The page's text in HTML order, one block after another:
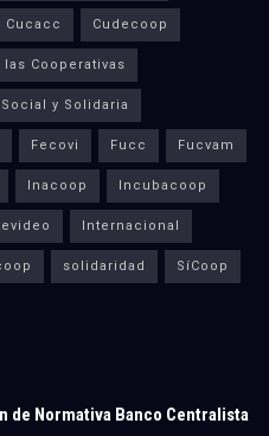
Cucacc Cudecoop
Cooperativas
y Solidaria
Fecovi Fucc Fucvam
Inacoop Incubacoop
Internacional
solidaridad SíCoop
de Normativa Banco Centralista